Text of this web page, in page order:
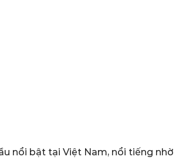
nổi bật tại Việt Nam, nổi tiếng